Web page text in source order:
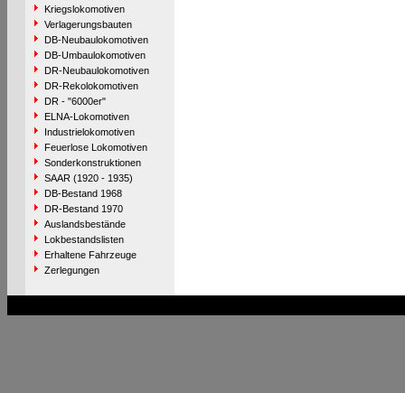
Kriegslokomotiven
Verlagerungsbauten
DB-Neubaulokomotiven
DB-Umbaulokomotiven
DR-Neubaulokomotiven
DR-Rekolokomotiven
DR - "6000er"
ELNA-Lokomotiven
Industrielokomotiven
Feuerlose Lokomotiven
Sonderkonstruktionen
SAAR (1920 - 1935)
DB-Bestand 1968
DR-Bestand 1970
Auslandsbestände
Lokbestandslisten
Erhaltene Fahrzeuge
Zerlegungen